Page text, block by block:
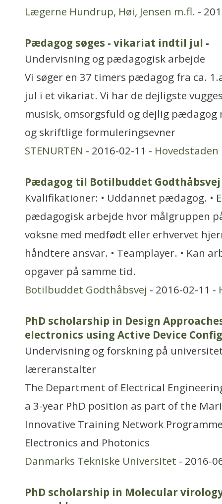
Lægerne Hundrup, Høi, Jensen m.fl. -
Pædagog søges - vikariat indtil jul -
Undervisning og pædagogisk arbejde
Vi søger en 37 timers pædagog fra ca.
jul i et vikariat. Vi har de dejligste
musisk, omsorgsfuld og dejlig pædagog
og skriftlige formuleringsevner
STENURTEN - 2016-02-11 - Hovedstaden
Pædagog til Botilbuddet Godthåbsvej
Kvalifikationer: • Uddannet pædagog. •
pædagogisk arbejde hvor målgruppen
voksne med medfødt eller erhvervet
håndtere ansvar. • Teamplayer. • Kan
opgaver på samme tid.
Botilbuddet Godthåbsvej - 2016-02-11 -
PhD scholarship in Design
electronics using Active Device
Undervisning og forskning på
læreranstalter
The Department of Electrical
a 3-year PhD position as part of the
Innovative Training Network
Electronics and Photonics
Danmarks Tekniske Universitet - 2016-
PhD scholarship in Molecular